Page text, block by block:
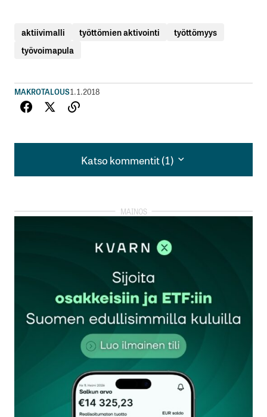
aktiivimalli työttömien aktivointi
työttömyys
työvoimapula
MAKROTALOUS1.1.2018
Katso kommentit (1)
Katso kommentit (1)
selitettävissä vain siten, että hän on _entinen_
Kukaan aktiivivihreä ei ikimaailmassa uskaltaisi
jätkä vasara käteen tai ilmaiset lounaasi loppuvat
”[Aktiivimalli] sopii työttömien enemmistölle, joka
asuu kaupungeissa ja joka voi kyllä halutessaan
saada pieniä keikkoja tai ansaita yrittäjänä 250
asutusalueilla asuville.”
Ode olisi voinut samalla vauhdilla ehdottaa